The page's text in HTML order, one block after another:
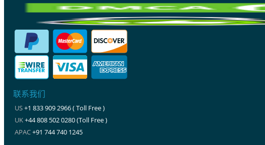
联系我们
US+1 833 909 2966 ( Toll Free )
UK+44 808 502 0280 (Toll Free )
APAC+91 744 740 1245